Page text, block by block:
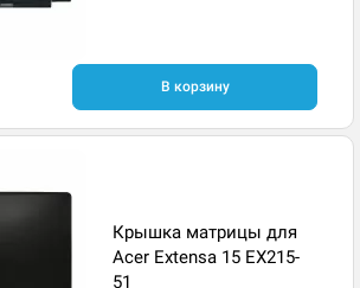
В корзину
Крышка матрицы для
Acer Extensa 15 EX215-
51